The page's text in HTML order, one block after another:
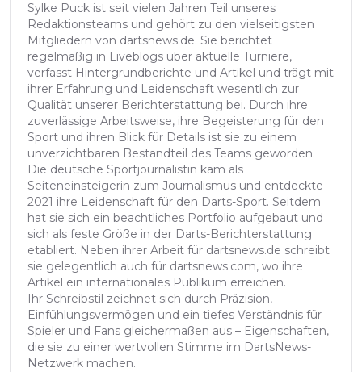
Sylke Puck ist seit vielen Jahren Teil unseres
Redaktionsteams und gehört zu den vielseitigsten
Mitgliedern von dartsnews.de. Sie berichtet
regelmäßig in Liveblogs über aktuelle Turniere,
verfasst Hintergrundberichte und Artikel und trägt mit
ihrer Erfahrung und Leidenschaft wesentlich zur
Qualität unserer Berichterstattung bei. Durch ihre
zuverlässige Arbeitsweise, ihre Begeisterung für den
Sport und ihren Blick für Details ist sie zu einem
unverzichtbaren Bestandteil des Teams geworden.
Die deutsche Sportjournalistin kam als
Seiteneinsteigerin zum Journalismus und entdeckte
2021 ihre Leidenschaft für den Darts-Sport. Seitdem
hat sie sich ein beachtliches Portfolio aufgebaut und
sich als feste Größe in der Darts-Berichterstattung
etabliert. Neben ihrer Arbeit für dartsnews.de schreibt
sie gelegentlich auch für dartsnews.com, wo ihre
Artikel ein internationales Publikum erreichen.
Ihr Schreibstil zeichnet sich durch Präzision,
Einfühlungsvermögen und ein tiefes Verständnis für
Spieler und Fans gleichermaßen aus – Eigenschaften,
die sie zu einer wertvollen Stimme im DartsNews-
Netzwerk machen.